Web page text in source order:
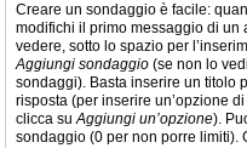
Creare un sondaggio è facile:
modifichi il primo messaggio di un
vedere, sotto lo spazio per
Aggiungi sondaggio (se non lo
sondaggi). Basta inserire un titolo
risposta (per inserire un’opzione
clicca suAggiungi un’opzione).
sondaggio (0 per non porre limiti).